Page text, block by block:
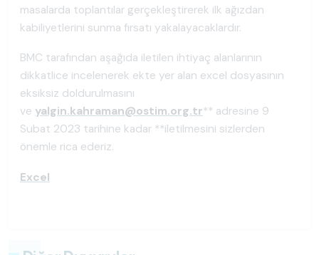
masalarda toplantılar gerçekleştirerek ilk ağızdan
kabiliyetlerini sunma fırsatı yakalayacaklardır.
BMC tarafından aşağıda iletilen ihtiyaç alanlarının
dikkatlice incelenerek ekte yer alan excel dosyasının
eksiksiz doldurulmasını
ve yalgin.kahraman@ostim.org.tr** adresine 9
Subat 2023 tarihine kadar **iletilmesini sizlerden
önemle rica ederiz.
Excel